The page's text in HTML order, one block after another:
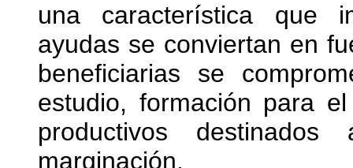
una característica que
ayudas se conviertan en
beneficiarias se
estudio, formación para
productivos
marginación.